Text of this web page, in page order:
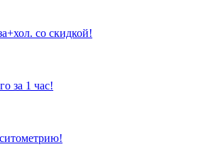
со скидкой!
за 1 час!